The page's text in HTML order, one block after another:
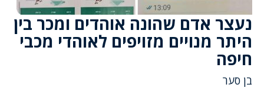
נעצר אדם שהונה אוהדים ומכר בין
היתר מנויים מזויפים לאוהדי מכבי
חיפה
בן סער